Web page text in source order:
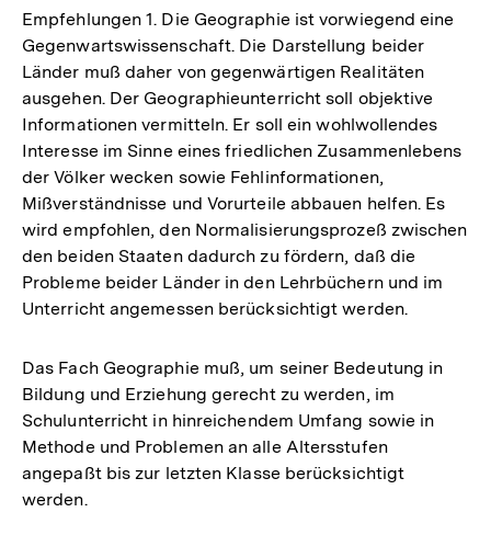
Empfehlungen 1. Die Geographie ist vorwiegend eine
Gegenwartswissenschaft. Die Darstellung beider
Länder muß daher von gegenwärtigen Realitäten
ausgehen. Der Geographieunterricht soll objektive
Informationen vermitteln. Er soll ein wohlwollendes
Interesse im Sinne eines friedlichen Zusammenlebens
der Völker wecken sowie Fehlinformationen,
Mißverständnisse und Vorurteile abbauen helfen. Es
wird empfohlen, den Normalisierungsprozeß zwischen
den beiden Staaten dadurch zu fördern, daß die
Probleme beider Länder in den Lehrbüchern und im
Unterricht angemessen berücksichtigt werden.
Das Fach Geographie muß, um seiner Bedeutung in
Bildung und Erziehung gerecht zu werden, im
Schulunterricht in hinreichendem Umfang sowie in
Methode und Problemen an alle Altersstufen
angepaßt bis zur letzten Klasse berücksichtigt
werden.